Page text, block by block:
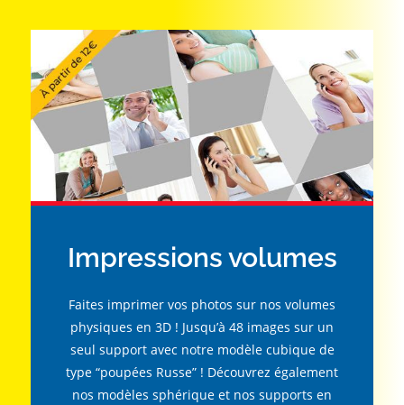
Impressions volumes
Faites imprimer vos photos sur nos volumes
physiques en 3D ! Jusqu’à 48 images sur un
seul support avec notre modèle cubique de
type “poupées Russe” ! Découvrez également
nos modèles sphérique et nos supports en